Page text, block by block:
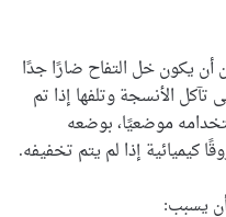
يكون خل التفاح ضارًا جدًا
الأنسجة وتلفها إذا تم
موضعيًا، بوضعه
كيميائية إذا لم يتم تخفيفه.
يسبب: